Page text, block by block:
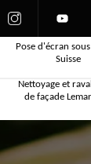
Pose d'écran
Suisse
Nettoyage et
de façade